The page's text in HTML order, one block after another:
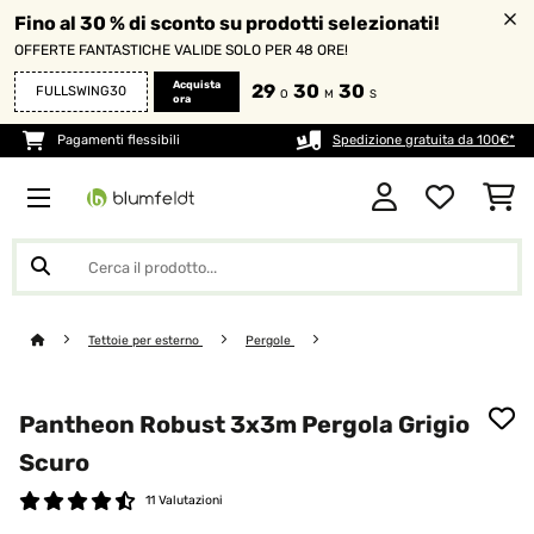
Fino al 30 % di sconto su prodotti selezionati!
OFFERTE FANTASTICHE VALIDE SOLO PER 48 ORE!
FULLSWING30
Acquista
ora
29 O 30 M 29 S
Pagamenti flessibili Spedizione gratuita da 100€*
Tettoie per esterno Pergole
Pantheon Robust 3x3m Pergola Grigio
Scuro
11 Valutazioni